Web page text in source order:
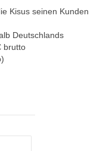
Kisus seinen Kunden
Deutschlands
brutto